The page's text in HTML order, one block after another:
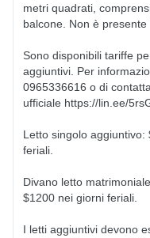
metri quadrati,
balcone. Non è presente
Sono disponibili tariffe
aggiuntivi. Per
0965336616 o di
ufficiale https://lin.ee/
Letto singolo
feriali.
Divano letto
$1200 nei giorni feriali.
I letti aggiuntivi devono